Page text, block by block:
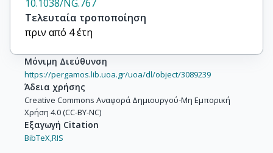
10.1038/NG.767
Τελευταία τροποποίηση
πριν από 4 έτη
Μόνιμη Διεύθυνση
https://pergamos.lib.uoa.gr/uoa/dl/object/3089239
Άδεια χρήσης
Creative Commons Αναφορά Δημιουργού-Μη Εμπορική
Χρήση 4.0 (CC-BY-NC)
Εξαγωγή Citation
BibTeX,RIS